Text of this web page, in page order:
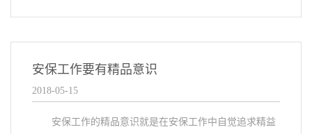
安保工作要有精品意识
2018-05-15
安保工作的精品意识就是在安保工作中自觉追求精益